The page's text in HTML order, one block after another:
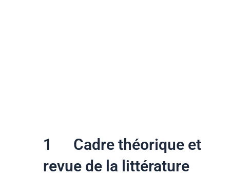
1 Cadre théorique et
revue de la littérature